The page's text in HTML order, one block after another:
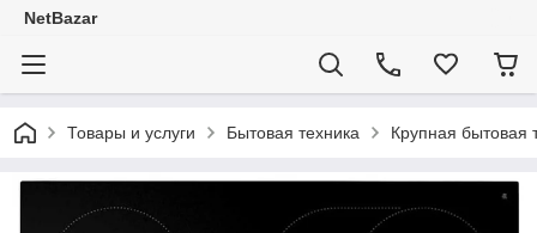
NetBazar
Товары и услуги Бытовая техника Крупная бытовая